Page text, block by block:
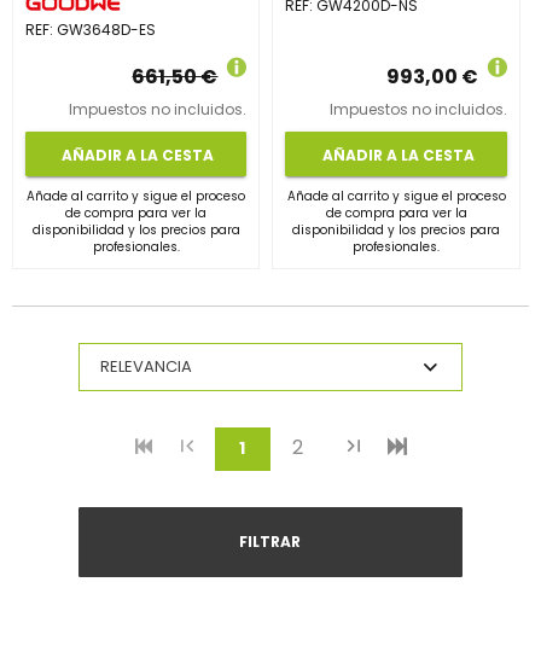
REF: GW3648D-ES
661,50 €
Impuestos no incluidos.
AÑADIR A LA CESTA
Añade al carrito y sigue el proceso
de compra para ver la
disponibilidad y los precios para
profesionales.
REF:GW4200D-NS
993,00 €
Impuestos no incluidos.
AÑADIR A LA CESTA
Añade al carrito y sigue el proceso
de compra para ver la
disponibilidad y los precios para
profesionales.
1(current)
2
FILTRAR